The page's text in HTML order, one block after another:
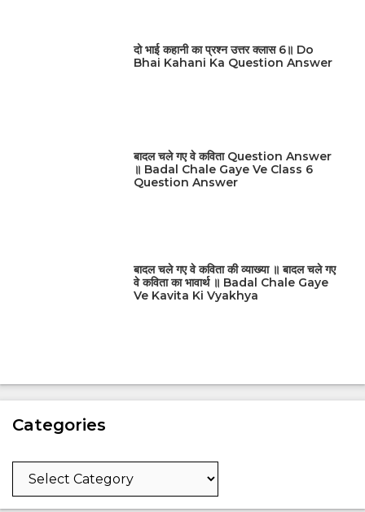
दो भाई कहानी का प्रश्न उत्तर क्लास 6॥ Do
Bhai Kahani Ka Question Answer
बादल चले गए वे कविता Question Answer
॥ Badal Chale Gaye Ve Class 6
Question Answer
बादल चले गए वे कविता की व्याख्या ॥ बादल चले गए
वे कविता का भावार्थ ॥ Badal Chale Gaye
Ve Kavita Ki Vyakhya
Categories
Categories